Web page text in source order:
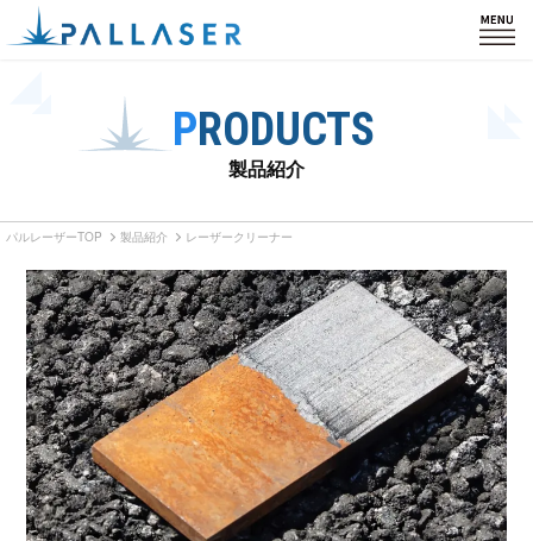
製品紹介
カスタム・導入事例
会社情報
サポート
ブログ
お知らせ
PRODUCTS
製品紹介
パルレーザーTOP 製品紹介 レーザークリーナー